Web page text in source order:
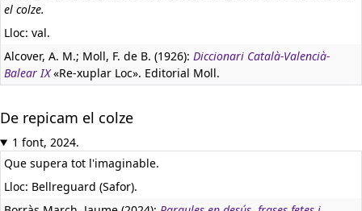
el colze.
Lloc: val.
Alcover, A. M.; Moll, F. de B. (1926): Diccionari Català-Valencià-
Balear IX«Re-xuplar Loc». Editorial Moll.
De repicam el colze
1 font, 2024.
Que supera tot l'imaginable.
Lloc: Bellreguard (Safor).